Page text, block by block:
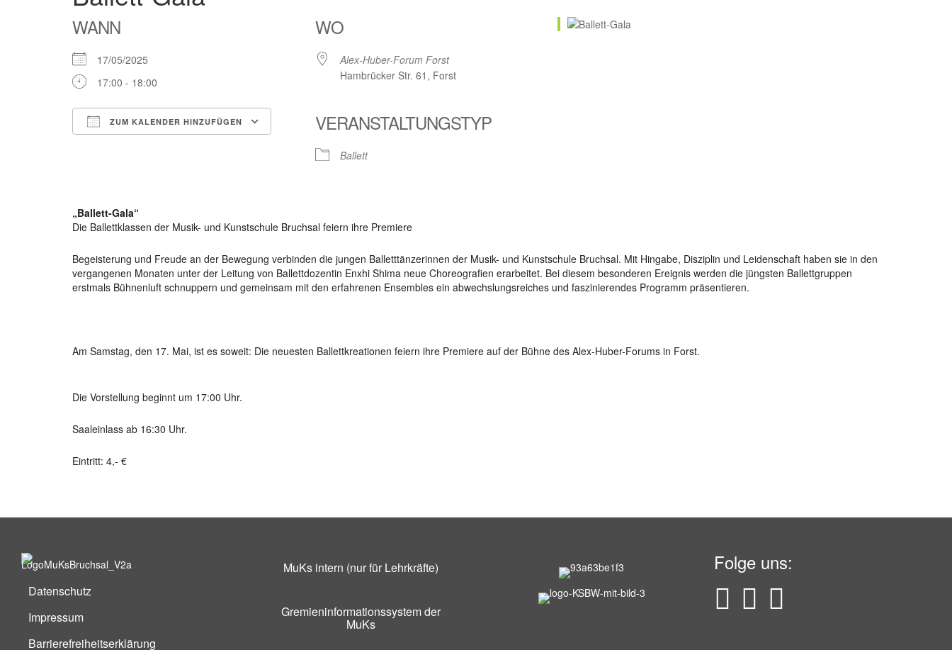
WANN
17/05/2025
17:00 - 18:00
ZUM KALENDER HINZUFÜGEN
WO
Alex-Huber-Forum Forst
Hambrücker Str. 61, Forst
VERANSTALTUNGSTYP
Ballett
„Ballett-Gala“
Die Ballettklassen der Musik- und Kunstschule Bruchsal feiern ihre Premiere
Begeisterung und Freude an der Bewegung verbinden die jungen Balletttänzerinnen der Musik- und Kunstschule Bruchsal. Mit Hingabe, Disziplin und Leidenschaft haben sie in den
vergangenen Monaten unter der Leitung von Ballettdozentin Enxhi Shima neue Choreografien erarbeitet. Bei diesem besonderen Ereignis werden die jüngsten Ballettgruppen
erstmals Bühnenluft schnuppern und gemeinsam mit den erfahrenen Ensembles ein abwechslungsreiches und faszinierendes Programm präsentieren.
Am Samstag, den 17. Mai, ist es soweit: Die neuesten Ballettkreationen feiern ihre Premiere auf der Bühne des Alex-Huber-Forums in Forst.
Die Vorstellung beginnt um 17:00 Uhr.
Saaleinlass ab 16:30 Uhr.
Eintritt: 4,- €
Datenschutz
Impressum
Barrierefreiheitserklärung
MuKs intern (nur für Lehrkräfte)
Gremieninformationssystem der
MuKs
Folge uns: